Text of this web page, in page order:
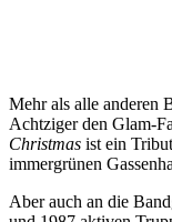
Mehr als alle anderen
Achtziger den Glam-
Christmas ist ein
immergrünen
Aber auch an die